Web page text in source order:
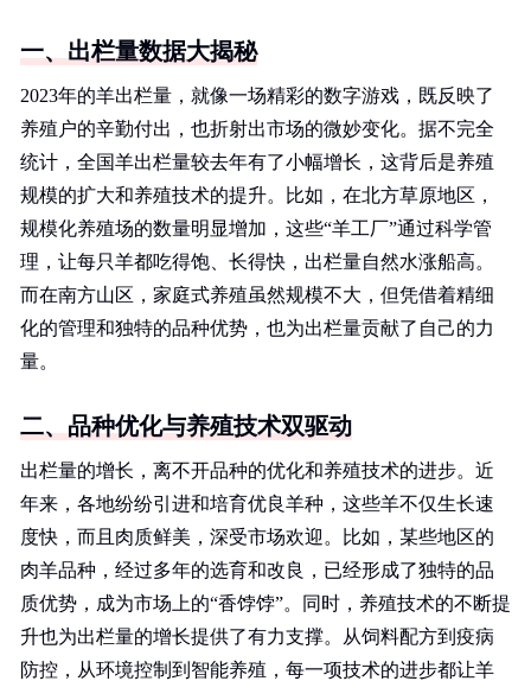
一、出栏量数据大揭秘
2023年的羊出栏量，就像一场精彩的数字游戏，既反映了
养殖户的辛勤付出，也折射出市场的微妙变化。据不完全
统计，全国羊出栏量较去年有了小幅增长，这背后是养殖
规模的扩大和养殖技术的提升。比如，在北方草原地区，
规模化养殖场的数量明显增加，这些“羊工厂”通过科学管
理，让每只羊都吃得饱、长得快，出栏量自然水涨船高。
而在南方山区，家庭式养殖虽然规模不大，但凭借着精细
化的管理和独特的品种优势，也为出栏量贡献了自己的力
量。
二、品种优化与养殖技术双驱动
出栏量的增长，离不开品种的优化和养殖技术的进步。近
年来，各地纷纷引进和培育优良羊种，这些羊不仅生长速
度快，而且肉质鲜美，深受市场欢迎。比如，某些地区的
肉羊品种，经过多年的选育和改良，已经形成了独特的品
质优势，成为市场上的“香饽饽”。同时，养殖技术的不断提
升也为出栏量的增长提供了有力支撑。从饲料配方到疫病
防控，从环境控制到智能养殖，每一项技术的进步都让羊